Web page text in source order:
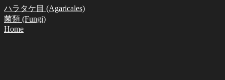
ハラタケ目 (Agaricales)
菌類 (Fungi)
Home